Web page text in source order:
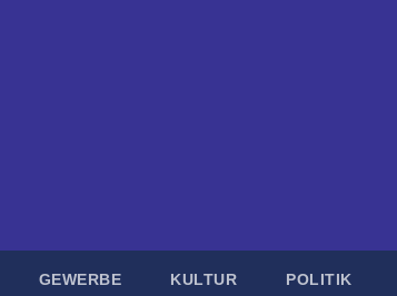
GEWERBE KULTUR POLITIK